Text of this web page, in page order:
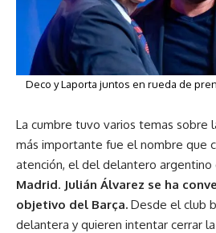
Deco y Laporta juntos en rueda de
La cumbre tuvo varios temas sobre
más importante fue el nombre que
atención, el del delantero argentino
Madrid. Julián Álvarez se ha
objetivo del Barça. Desde el club
delantera y quieren intentar cerrar